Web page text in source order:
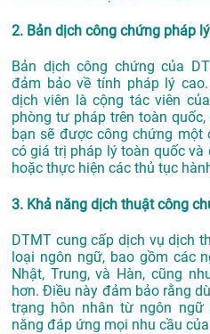
2. Bản dịch công chứng pháp
Bản dịch công chứng của
đảm bảo về tính pháp lý
dịch viên là cộng tác viên
phòng tư pháp trên toàn
bạn sẽ được công chứng một
có giá trị pháp lý toàn quốc
hoặc thực hiện các thủ tục
3. Khả năng dịch thuật công
DTMT cung cấp dịch vụ dịch
loại ngôn ngữ, bao gồm các
Nhật, Trung, và Hàn, cũng
hơn. Điều này đảm bảo rằng
trạng hôn nhân từ ngôn
năng đáp ứng mọi nhu cầu